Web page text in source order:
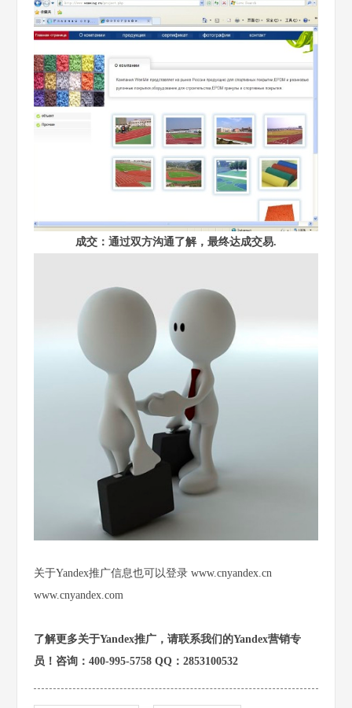
成交：通过双方沟通了解，最终达成交易.
关于Yandex推广信息也可以登录 www.cnyandex.cn
www.cnyandex.com
了解更多关于Yandex推广，请联系我们的Yandex营销专
员！咨询：400-995-5758 QQ：2853100532